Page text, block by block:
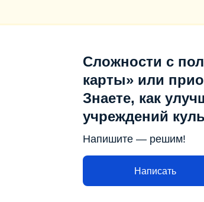
Сложности с
карты» или
Знаете, как
учреждений
Напишите — решим!
Написать